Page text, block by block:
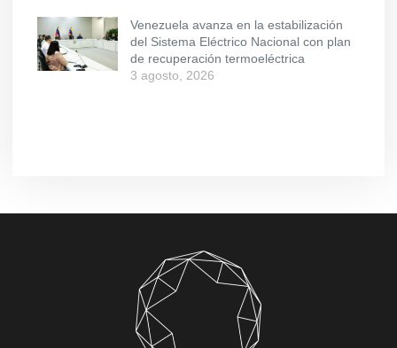
Venezuela avanza en la estabilización
del Sistema Eléctrico Nacional con plan
de recuperación termoeléctrica
3 agosto, 2026